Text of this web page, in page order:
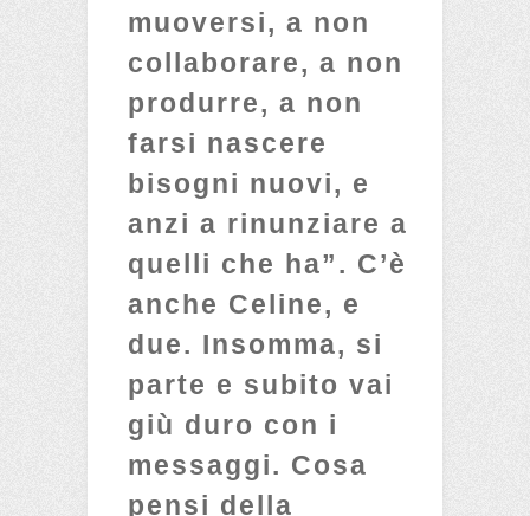
muoversi, a non
collaborare, a non
produrre, a non
farsi nascere
bisogni nuovi, e
anzi a rinunziare a
quelli che ha”. C’è
anche Celine, e
due. Insomma, si
parte e subito vai
giù duro con i
messaggi. Cosa
pensi della